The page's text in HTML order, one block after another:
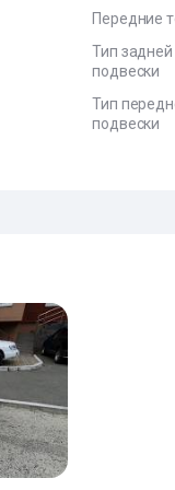
Передние
Тип задней
подвески
Тип
подвески